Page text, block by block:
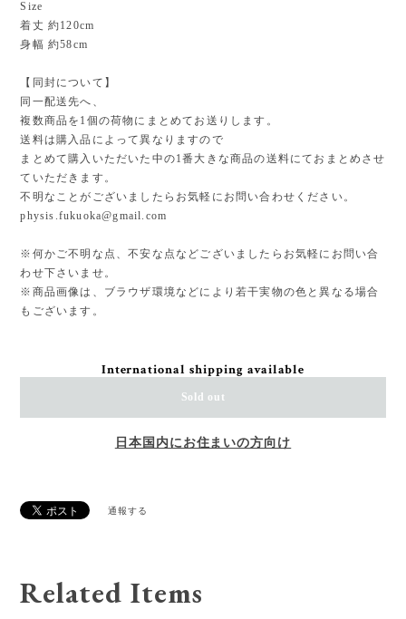
Size
着丈 約120cm
身幅 約58cm
【同封について】
同一配送先へ、
複数商品を1個の荷物にまとめてお送りします。
送料は購入品によって異なりますので
まとめて購入いただいた中の1番大きな商品の送料にておまとめさせ
ていただきます。
不明なことがございましたらお気軽にお問い合わせください。
physis.fukuoka@gmail.com
※何かご不明な点、不安な点などございましたらお気軽にお問い合
わせ下さいませ。
※商品画像は、ブラウザ環境などにより若干実物の色と異なる場合
もございます。
International shipping available
Sold out
日本国内にお住まいの方向け
通報する
Related Items